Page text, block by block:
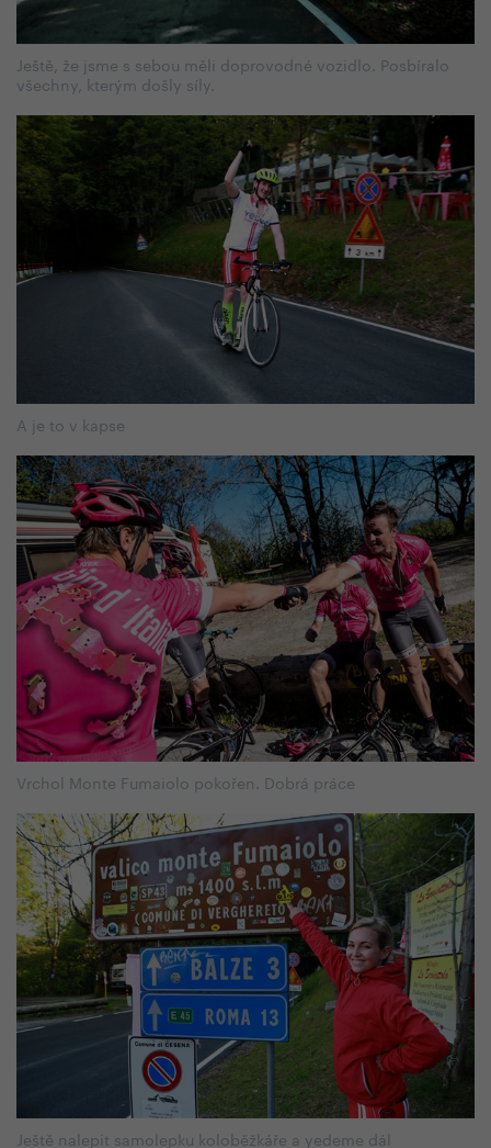
Ještě, že jsme s sebou měli doprovodné vozidlo. Posbíralo
všechny, kterým došly síly.
A je to v kapse
Vrchol Monte Fumaiolo pokořen. Dobrá práce
Ještě nalepit samolepku koloběžkáře a yedeme dál